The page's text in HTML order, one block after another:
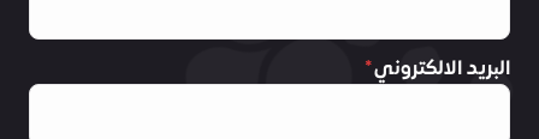
البريد الالكتروني